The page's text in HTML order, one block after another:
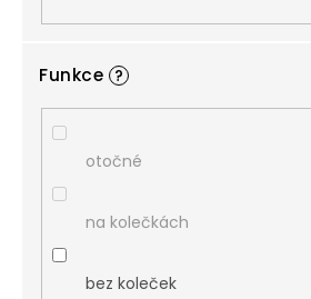
Funkce ?
otočné
na kolečkách
bez koleček